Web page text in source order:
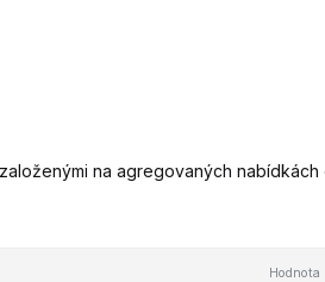
na agregovaných nabídkách
Hodnota